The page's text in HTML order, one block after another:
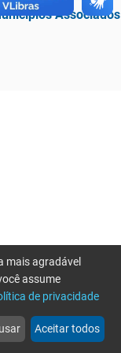
Associados
web more_horiz
Mais
mais agradável
assume
de privacidade
Aceitar todos